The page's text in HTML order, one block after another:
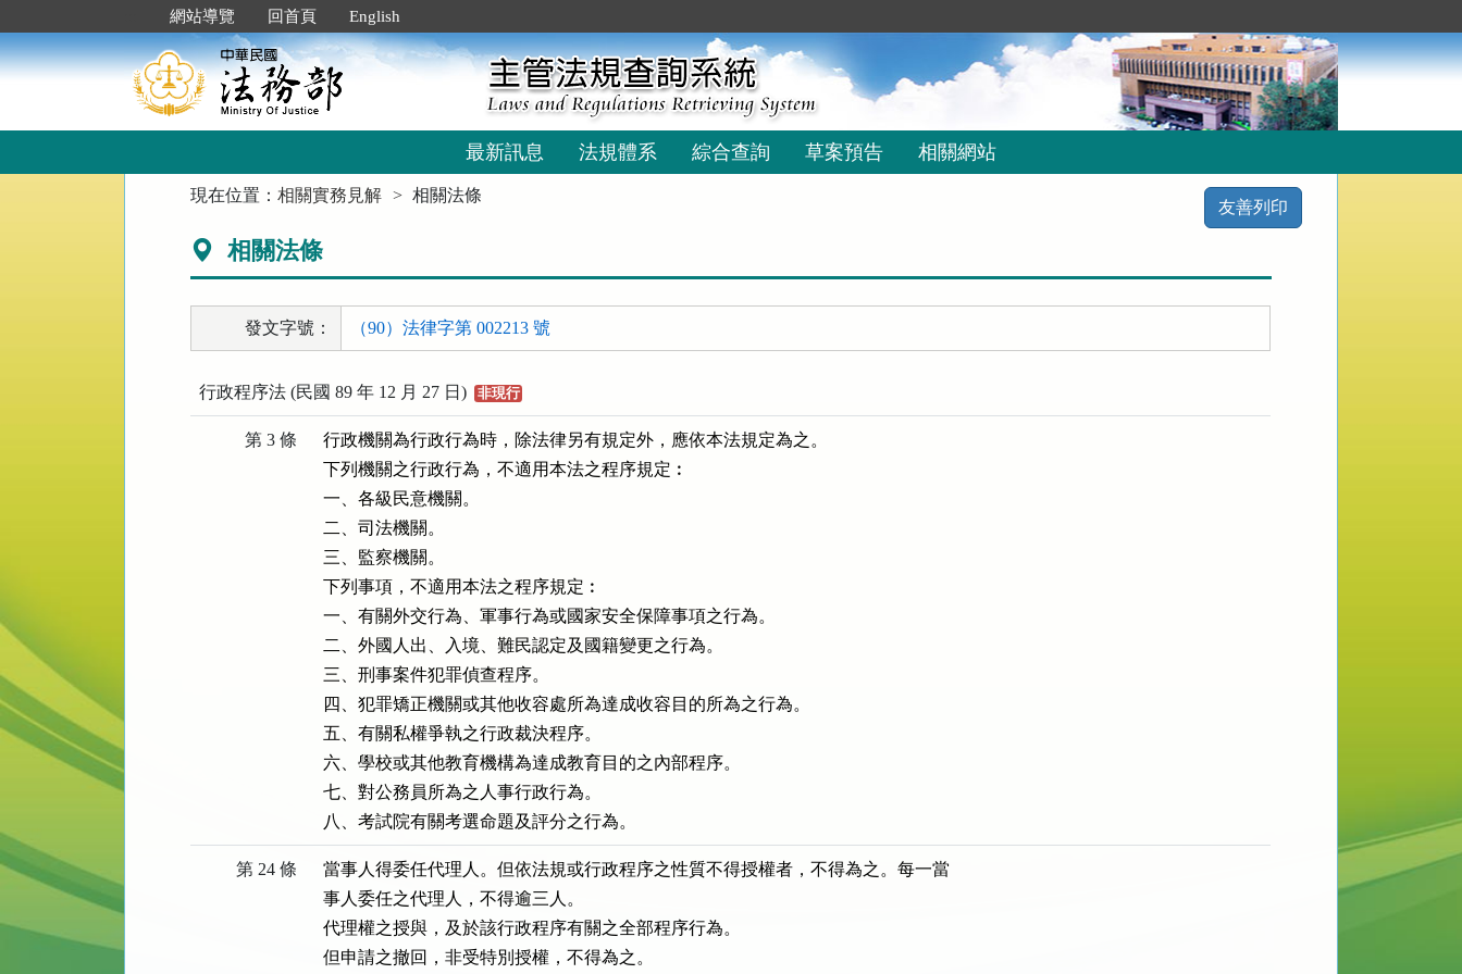
到
主
要
網站導覽 回首頁 English
最新訊息 法規體系 綜合查詢 草案預告 相關網站
現在位置：相關實務見解 相關法條
友善列印
相關法條
發文字號： （90）法律字第 002213 號
行政程序法 (民國 89 年 12 月 27 日) 非現行
第 3 條
  行政機關為行政行為時，除法律另有規定外，應依本法規定為之。
  下列機關之行政行為，不適用本法之程序規定︰
  一、各級民意機關。
  二、司法機關。
  三、監察機關。
  下列事項，不適用本法之程序規定︰
  一、有關外交行為、軍事行為或國家安全保障事項之行為。
  二、外國人出、入境、難民認定及國籍變更之行為。
  三、刑事案件犯罪偵查程序。
  四、犯罪矯正機關或其他收容處所為達成收容目的所為之行為。
  五、有關私權爭執之行政裁決程序。
  六、學校或其他教育機構為達成教育目的之內部程序。
  七、對公務員所為之人事行政行為。
第 24 條
  當事人得委任代理人。但依法規或行政程序之性質不得授權者，不得為之。每一當
  事人委任之代理人，不得逾三人。
  代理權之授與，及於該行政程序有關之全部程序行為。
  但申請之撤回，非受特別授權，不得為之。